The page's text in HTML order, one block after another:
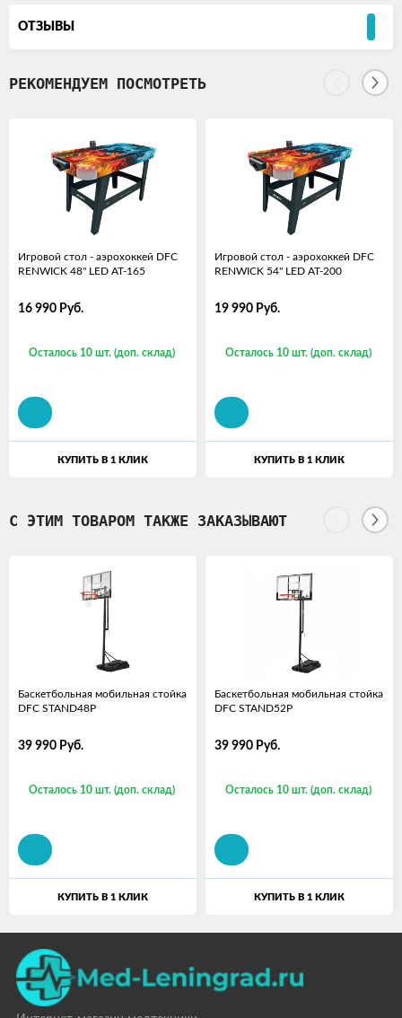
ОТЗЫВЫ
РЕКОМЕНДУЕМ ПОСМОТРЕТЬ
Игровой стол - аэрохоккей DFC
RENWICK 48" LED AT-165
16 990 Руб.
Осталось 10 шт. (доп. склад)
КУПИТЬ В 1 КЛИК
Игровой стол - аэрохоккей DFC
RENWICK 54" LED AT-200
19 990 Руб.
Осталось 10 шт. (доп. склад)
КУПИТЬ В 1 КЛИК
С ЭТИМ ТОВАРОМ ТАКЖЕ ЗАКАЗЫВАЮТ
Баскетбольная мобильная стойка
DFC STAND48P
39 990 Руб.
Осталось 10 шт. (доп. склад)
КУПИТЬ В 1 КЛИК
Баскетбольная мобильная стойка
DFC STAND52P
39 990 Руб.
Осталось 10 шт. (доп. склад)
КУПИТЬ В 1 КЛИК